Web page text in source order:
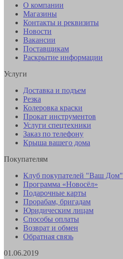
О компании
Магазины
Контакты и реквизиты
Новости
Вакансии
Поставщикам
Раскрытие информации
Услуги
Доставка и подъем
Резка
Колеровка краски
Прокат инструментов
Услуги спецтехники
Заказ по телефону
Крыша вашего дома
Покупателям
Клуб покупателей "Ваш Дом"
Программа «Новосёл»
Подарочные карты
Прорабам, бригадам
Юридическим лицам
Способы оплаты
Возврат и обмен
Обратная связь
01.06.2019